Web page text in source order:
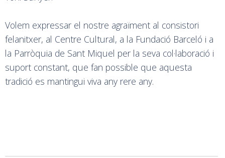
Volem expressar el nostre agraïment al consistori
felanitxer, al Centre Cultural, a la Fundació Barceló i a
la Parròquia de Sant Miquel per la seva col·laboració i
suport constant, que fan possible que aquesta
tradició es mantingui viva any rere any.